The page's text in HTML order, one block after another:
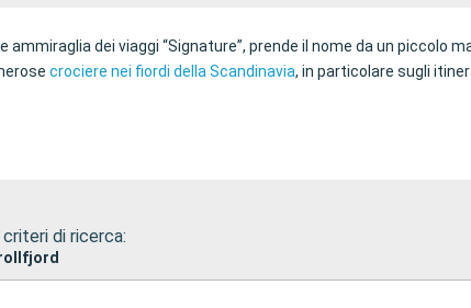
ammiraglia dei viaggi “Signature”, prende il nome da un
crociere nei fiordi della Scandinavia, in particolare sugli
di ricerca: